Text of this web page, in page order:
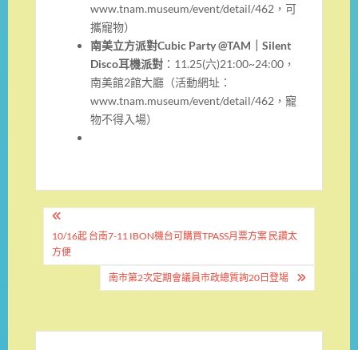
www.tnam.museum/event/detail/462，可
攜寵物）
南美立方派對Cubic Party @TAM ｜Silent
Disco耳機派對 ：11.25(六)21:00~24:00，
南美館2館大廳（活動網址：
www.tnam.museum/event/detail/462，寵
物不得入場）
文
章
導
10/16起 台南7-11 IBON機台可購買TPASS月票方案 民讚太
方便
南市第2次定期會議員市政總質詢20日登場